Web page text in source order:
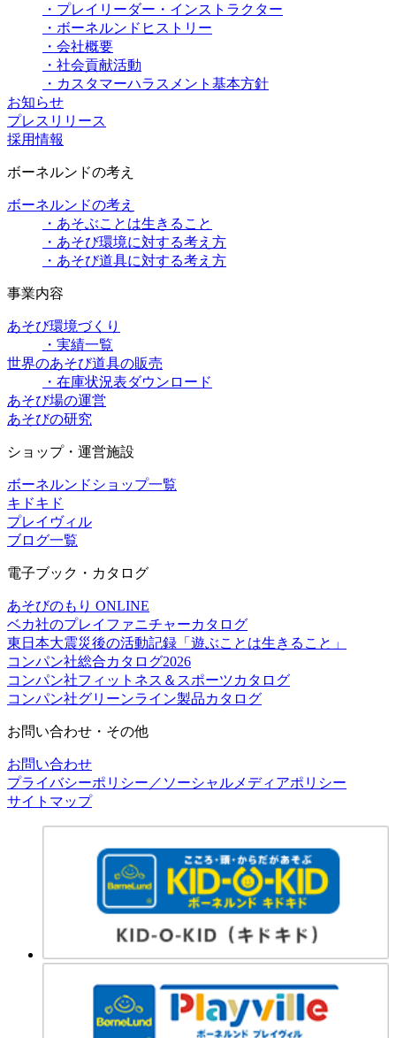
・プレイリーダー・インストラクター
・ボーネルンドヒストリー
・会社概要
・社会貢献活動
・カスタマーハラスメント基本方針
お知らせ
プレスリリース
採用情報
ボーネルンドの考え
ボーネルンドの考え
・あそぶことは生きること
・あそび環境に対する考え方
・あそび道具に対する考え方
事業内容
あそび環境づくり
・実績一覧
世界のあそび道具の販売
・在庫状況表ダウンロード
あそび場の運営
あそびの研究
ショップ・運営施設
ボーネルンドショップ一覧
キドキド
プレイヴィル
ブログ一覧
電子ブック・カタログ
あそびのもり ONLINE
ベカ社のプレイファニチャーカタログ
東日本大震災後の活動記録「遊ぶことは生きること」
コンパン社総合カタログ2026
コンパン社フィットネス＆スポーツカタログ
コンパン社グリーンライン製品カタログ
お問い合わせ・その他
お問い合わせ
プライバシーポリシー／ソーシャルメディアポリシー
サイトマップ